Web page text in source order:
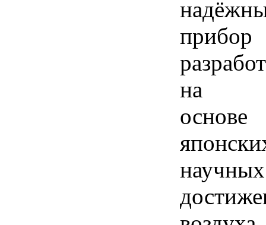
прибор
на
основе
научных